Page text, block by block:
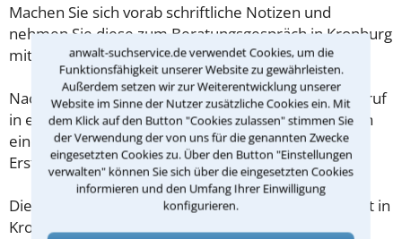
anwalt-suchservice.de verwendet Cookies, um die
Funktionsfähigkeit unserer Website zu gewährleisten.
Außerdem setzen wir zur Weiterentwicklung unserer
Website im Sinne der Nutzer zusätzliche Cookies ein. Mit
dem Klick auf den Button "Cookies zulassen" stimmen Sie
der Verwendung der von uns für die genannten Zwecke
eingesetzten Cookies zu. Über den Button "Einstellungen
verwalten" können Sie sich über die eingesetzten Cookies
informieren und den Umfang Ihrer Einwilligung
konfigurieren.
Machen Sie sich vorab schriftliche Notizen und
nehmen Sie diese zum Beratungsgespräch in Kronburg
mit.
Nachdem Sie über das Kontaktformular einen Rückruf
in einer Kanzlei angefordert haben, stellen wir Ihnen
eine Checkliste zur Verfügung, mit der Sie das
Erstgespräch ausreichend vorbereiten können.
Die Kosten eines Anwalts für Kündigungsschutzrecht in
Kronburg sind oft geringer als gedacht!